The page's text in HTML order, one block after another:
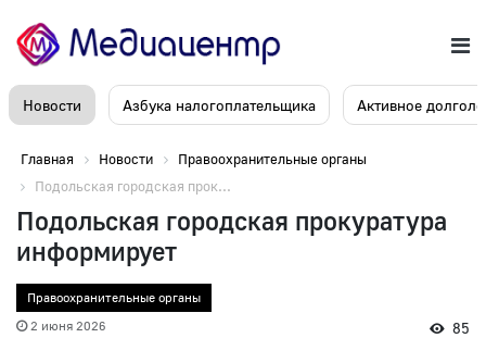
Новости Азбука налогоплательщика Активное
Главная Новости
Правоохранительные органы
Подольская городская прок...
Подольская городская прокуратура
информирует
Правоохранительные органы
2 июня 2026
85